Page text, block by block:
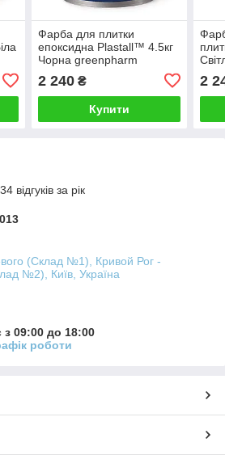
Фарба для плитки
епоксидна Plastall™ 4.5кг
Чорна greenpharm
2 240₴
Купити
2
відгуків за рік
(Склад №1), Кривой Рог -
№2), Київ, Україна
09:00 до 18:00
роботи